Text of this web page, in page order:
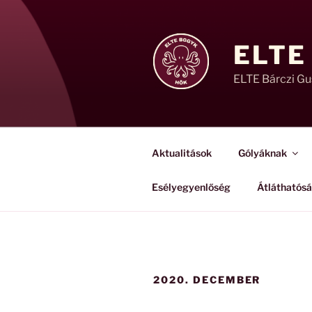
Tartalomhoz
ELTE Bárczi
Aktualitások Gólyáknak
Esélyegyenlőség
2020. DECEMBER